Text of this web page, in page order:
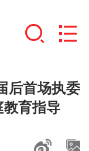
后首场执委
育指导